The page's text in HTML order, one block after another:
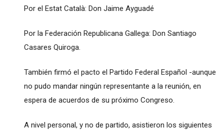
Por el Estat Català: Don Jaime Ayguadé
Por la Federación Republicana Gallega: Don Santiago
Casares Quiroga.
También firmó el pacto el Partido Federal Español -aunque
no pudo mandar ningún representante a la reunión, en
espera de acuerdos de su próximo Congreso.
A nivel personal, y no de partido, asistieron los siguientes